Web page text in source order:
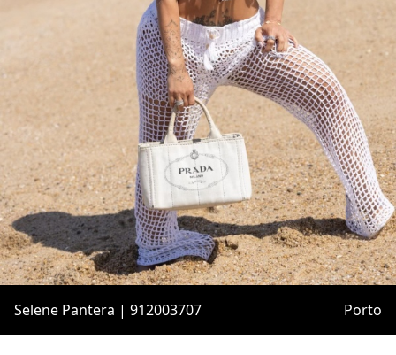
Selene Pantera | 912003707 Porto